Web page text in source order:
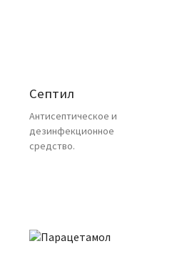
Септил
Антисептическое и
дезинфекционное
средство.